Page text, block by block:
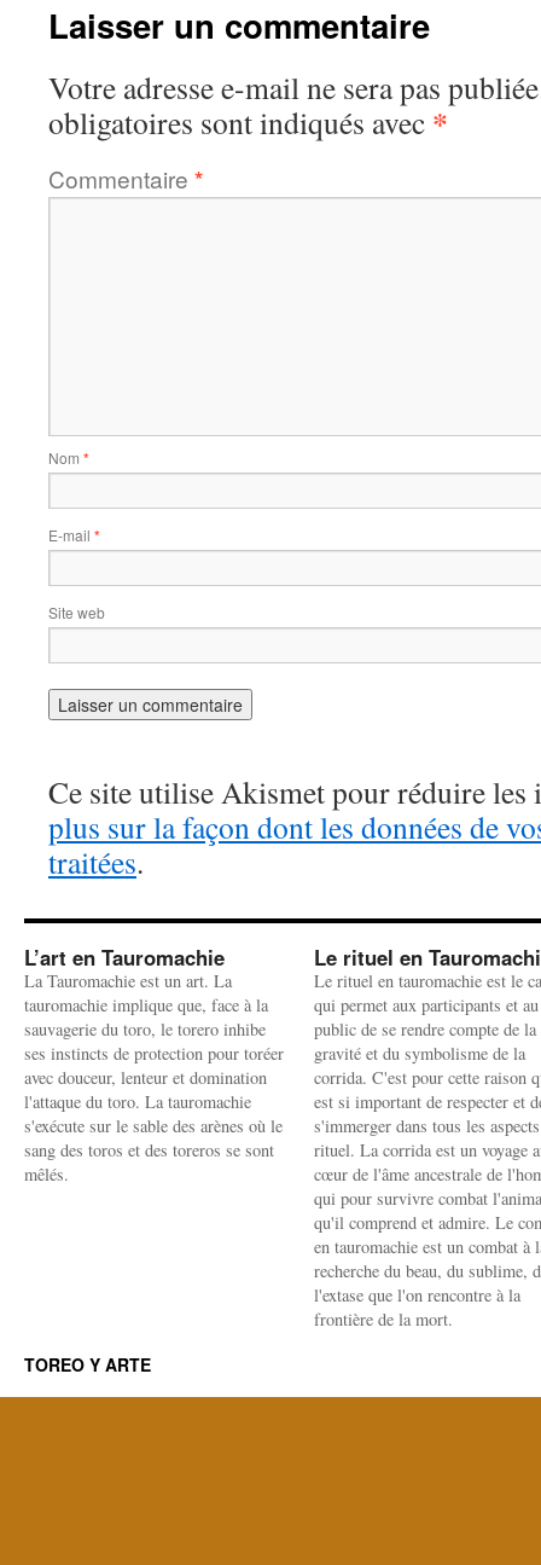
Laisser un commentaire
Votre adresse e-mail ne sera pas
obligatoires sont indiqués avec *
Commentaire *
Nom *
E-mail *
Site web
Ce site utilise Akismet pour réduire les
plus sur la façon dont les données de
traitées.
L’art en Tauromachie
La Tauromachie est un art. La
tauromachie implique que, face à la
sauvagerie du toro, le torero inhibe
ses instincts de protection pour toréer
avec douceur, lenteur et domination
l'attaque du toro. La tauromachie
s'exécute sur le sable des arènes où le
sang des toros et des toreros se sont
mêlés.
Le rituel en
Le rituel en tauromachie est le
qui permet aux participants et au
public de se rendre compte de la
gravité et du symbolisme de la
corrida. C'est pour cette raison
est si important de respecter et
s'immerger dans tous les
rituel. La corrida est un voyage
cœur de l'âme ancestrale de
qui pour survivre combat
qu'il comprend et admire. Le
en tauromachie est un combat à
recherche du beau, du sublime,
l'extase que l'on rencontre à la
frontière de la mort.
TOREO Y ARTE